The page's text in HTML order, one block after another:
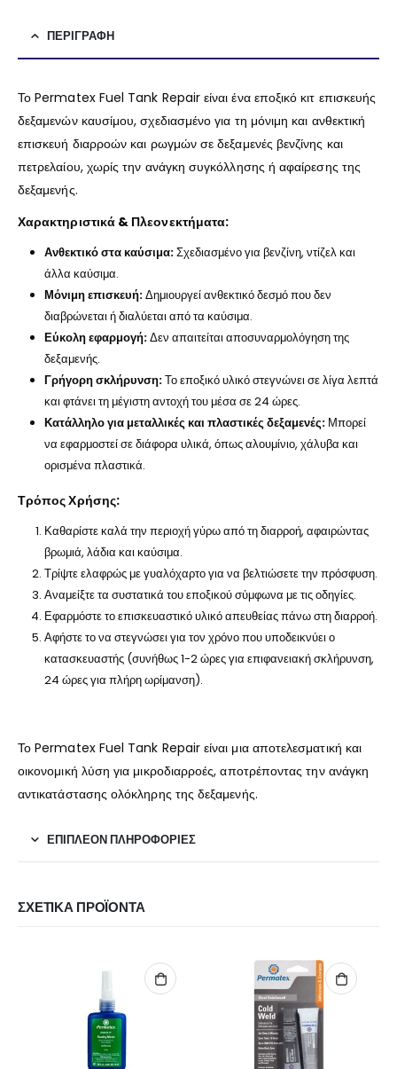
ΠΕΡΙΓΡΑΦΉ
Το Permatex Fuel Tank Repair είναι ένα εποξικό κιτ επισκευής
δεξαμενών καυσίμου, σχεδιασμένο για τη μόνιμη και ανθεκτική
επισκευή διαρροών και ρωγμών σε δεξαμενές βενζίνης και
πετρελαίου, χωρίς την ανάγκη συγκόλλησης ή αφαίρεσης της
δεξαμενής.
Χαρακτηριστικά & Πλεονεκτήματα:
Ανθεκτικό στα καύσιμα:Σχεδιασμένο για βενζίνη, ντίζελ και
άλλα καύσιμα.
Μόνιμη επισκευή:Δημιουργεί ανθεκτικό δεσμό που δεν
διαβρώνεται ή διαλύεται από τα καύσιμα.
Εύκολη εφαρμογή:Δεν απαιτείται αποσυναρμολόγηση της
δεξαμενής.
Γρήγορη σκλήρυνση:Το εποξικό υλικό στεγνώνει σε λίγα λεπτά
και φτάνει τη μέγιστη αντοχή του μέσα σε 24 ώρες.
Κατάλληλο για μεταλλικές και πλαστικές δεξαμενές:Μπορεί
να εφαρμοστεί σε διάφορα υλικά, όπως αλουμίνιο, χάλυβα και
ορισμένα πλαστικά.
Τρόπος Χρήσης:
Καθαρίστε καλά την περιοχή γύρω από τη διαρροή, αφαιρώντας
βρωμιά, λάδια και καύσιμα.
Τρίψτε ελαφρώς με γυαλόχαρτο για να βελτιώσετε την πρόσφυση.
Αναμείξτε τα συστατικά του εποξικού σύμφωνα με τις οδηγίες.
Εφαρμόστε το επισκευαστικό υλικό απευθείας πάνω στη διαρροή.
Αφήστε το να στεγνώσει για τον χρόνο που υποδεικνύει ο
κατασκευαστής (συνήθως 1-2 ώρες για επιφανειακή σκλήρυνση,
24 ώρες για πλήρη ωρίμανση).
Το Permatex Fuel Tank Repair είναι μια αποτελεσματική και
οικονομική λύση για μικροδιαρροές, αποτρέποντας την ανάγκη
αντικατάστασης ολόκληρης της δεξαμενής.
ΕΠΙΠΛΈΟΝ ΠΛΗΡΟΦΟΡΊΕΣ
ΣΧΕΤΙΚΆ ΠΡΟΪΌΝΤΑ
ΕΞΑΝΤΛΗΜΈΝΟ